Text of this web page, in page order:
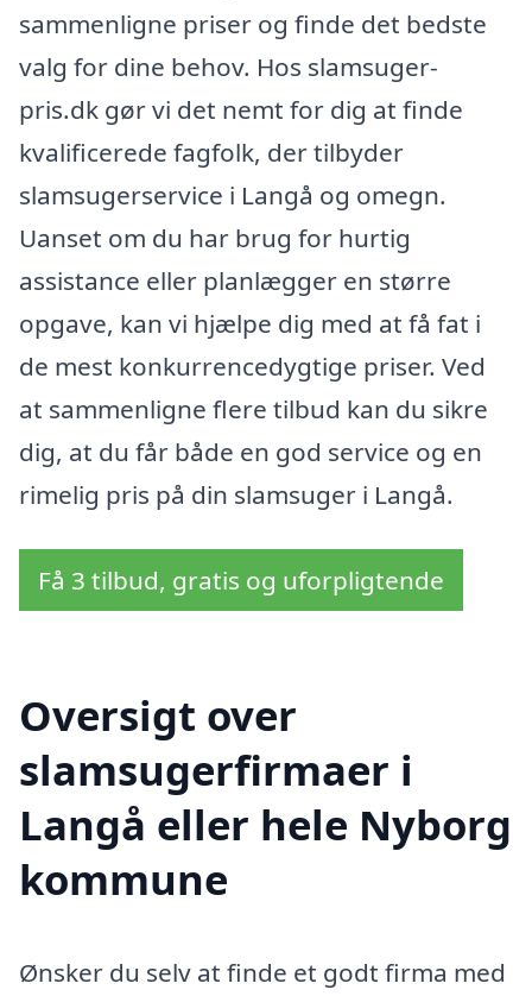
sammenligne priser og finde det bedste
valg for dine behov. Hos slamsuger-
pris.dk gør vi det nemt for dig at finde
kvalificerede fagfolk, der tilbyder
slamsugerservice i Langå og omegn.
Uanset om du har brug for hurtig
assistance eller planlægger en større
opgave, kan vi hjælpe dig med at få fat i
de mest konkurrencedygtige priser. Ved
at sammenligne flere tilbud kan du sikre
dig, at du får både en god service og en
rimelig pris på din slamsuger i Langå.
Få 3 tilbud, gratis og uforpligtende
Oversigt over
slamsugerfirmaer i
Langå eller hele Nyborg
kommune
Ønsker du selv at finde et godt firma med